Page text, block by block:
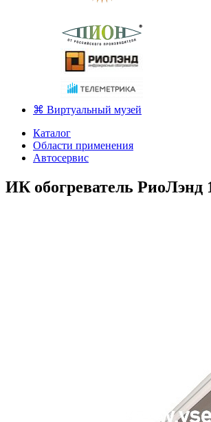
⌘ Виртуальный музей
Каталог
Области применения
Автосервис
ИК обогреватель РиоЛэнд